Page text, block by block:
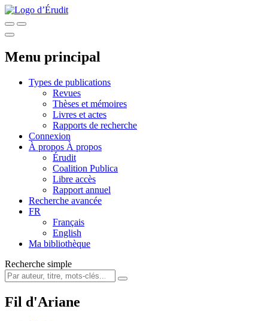
Menu principal
Types de publications
Revues
Thèses et mémoires
Livres et actes
Rapports de recherche
Connexion
À propos À propos
Érudit
Coalition Publica
Libre accès
Rapport annuel
Recherche avancée
FR
Français
English
Ma bibliothèque
Recherche simple
Fil d'Ariane